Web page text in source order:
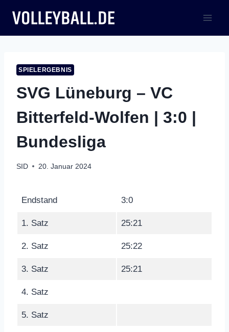
Inhalt
springen
SPIELERGEBNIS
SVG Lüneburg – VC
Bitterfeld-Wolfen | 3:0 |
Bundesliga
SID 20. Januar 2024
Endstand 3:0
1. Satz 25:21
2. Satz 25:22
3. Satz 25:21
4. Satz
5. Satz